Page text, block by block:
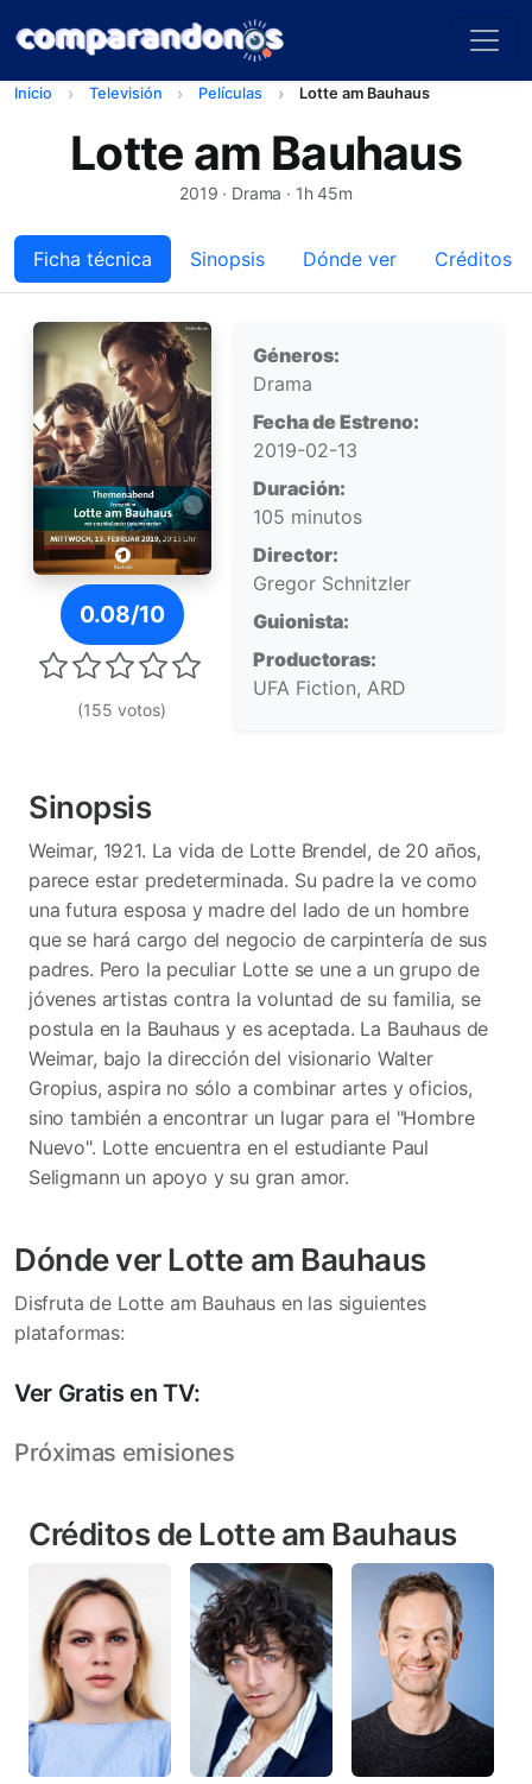
Inicio Televisión Películas Lotte am Bauhaus
Lotte am Bauhaus
2019 · Drama · 1h 45m
Ficha técnica Sinopsis Dónde ver Créditos
Ficha técnica
Póster de Lotte am Bauhaus
0.08/10
(155 votos)
Géneros:
Drama
Fecha de Estreno:
2019-02-13
Duración:
105 minutos
Director:
Gregor Schnitzler
Guionista:
Productoras:
UFA Fiction, ARD
Sinopsis
Weimar, 1921. La vida de Lotte Brendel, de 20 años,
parece estar predeterminada. Su padre la ve como
una futura esposa y madre del lado de un hombre
que se hará cargo del negocio de carpintería de sus
padres. Pero la peculiar Lotte se une a un grupo de
jóvenes artistas contra la voluntad de su familia, se
postula en la Bauhaus y es aceptada. La Bauhaus de
Weimar, bajo la dirección del visionario Walter
Gropius, aspira no sólo a combinar artes y oficios,
sino también a encontrar un lugar para el "Hombre
Nuevo". Lotte encuentra en el estudiante Paul
Seligmann un apoyo y su gran amor.
Dónde ver Lotte am Bauhaus
Disfruta de Lotte am Bauhaus en las siguientes
plataformas:
Ver Gratis en TV:
Próximas emisiones
Créditos de Lotte am Bauhaus